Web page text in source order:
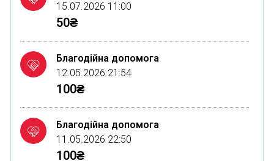
15.07.2026 11:00
50₴
Благодійна допомога
12.05.2026 21:54
100₴
Благодійна допомога
11.05.2026 22:50
100₴